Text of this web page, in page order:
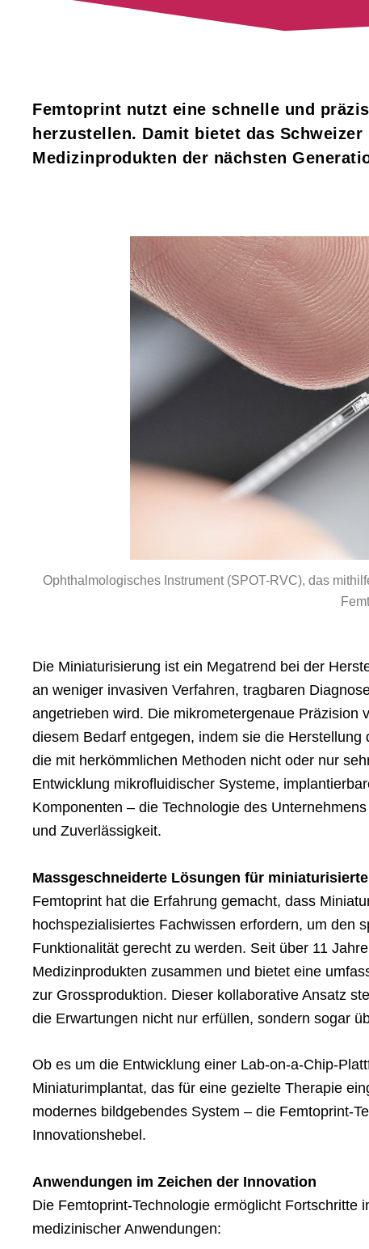
Femtoprint nutzt eine schnelle und
herzustellen. Damit bietet das
Medizinprodukten der nächsten
Ophthalmologisches Instrument (SPOT-RVC), das
Die Miniaturisierung ist ein Megatrend bei der
an weniger invasiven Verfahren, tragbaren
angetrieben wird. Die mikrometergenaue Präzision
diesem Bedarf entgegen, indem sie die
die mit herkömmlichen Methoden nicht oder nur
Entwicklung mikrofluidischer Systeme,
Komponenten – die Technologie des
und Zuverlässigkeit.
Massgeschneiderte Lösungen für
Femtoprint hat die Erfahrung gemacht, dass
hochspezialisiertes Fachwissen erfordern, um den
Funktionalität gerecht zu werden. Seit über 11
Medizinprodukten zusammen und bietet eine
zur Grossproduktion. Dieser kollaborative Ansatz
die Erwartungen nicht nur erfüllen, sondern sogar
Ob es um die Entwicklung einer Lab-on-a-Chip-
Miniaturimplantat, das für eine gezielte Therapie
modernes bildgebendes System – die Femtoprint-
Innovationshebel.
Anwendungen im Zeichen der Innovation
Die Femtoprint-Technologie ermöglicht Fortschritte
medizinischer Anwendungen: